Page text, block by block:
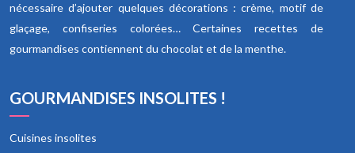
nécessaire d’ajouter quelques décorations : crème, motif de
glaçage, confiseries colorées… Certaines recettes de
gourmandises contiennent du chocolat et de la menthe.
GOURMANDISES INSOLITES !
Cuisines insolites